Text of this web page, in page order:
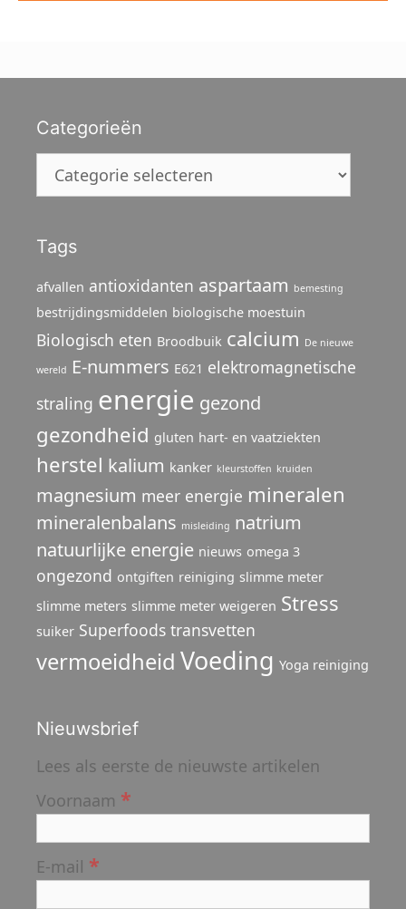
Categorieën
Categorieën
Tags
afvallen antioxidanten aspartaam bemesting
bestrijdingsmiddelen biologische moestuin
Biologisch eten Broodbuik calcium De nieuwe
wereld E-nummers E621 elektromagnetische
straling energie gezond
gezondheid gluten hart- en vaatziekten
herstel kalium kanker kleurstoffen kruiden
magnesium meer energie mineralen
mineralenbalans misleiding natrium
natuurlijke energie nieuws omega 3
ongezond ontgiften reiniging slimme meter
slimme meters slimme meter weigeren Stress
suiker Superfoods transvetten
vermoeidheid Voeding Yoga reiniging
Nieuwsbrief
Lees als eerste de nieuwste artikelen
Voornaam *
E-mail *